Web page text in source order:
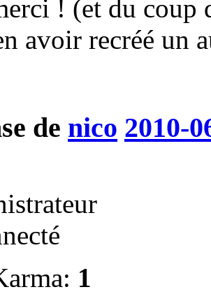
! (et du coup
avoir recréé un
de nico 2010-
1